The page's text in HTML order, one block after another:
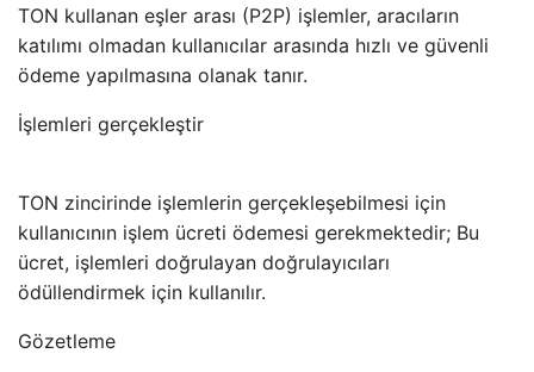
TON kullanan eşler arası (P2P) işlemler, aracıların
katılımı olmadan kullanıcılar arasında hızlı ve güvenli
ödeme yapılmasına olanak tanır.
İşlemleri gerçekleştir
TON zincirinde işlemlerin gerçekleşebilmesi için
kullanıcının işlem ücreti ödemesi gerekmektedir; Bu
ücret, işlemleri doğrulayan doğrulayıcıları
ödüllendirmek için kullanılır.
Gözetleme